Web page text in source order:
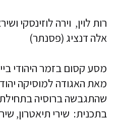
רות לוין, וירה לוזינסקי
אלה דנציג (פסנתר)
מסע קסום בזמר היהודי
מאת האגודה למוסיקה
בתכנית: שירי תיאטרון,